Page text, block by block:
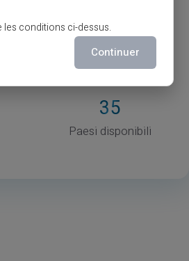
Accettazione di
commercianti e
bancomat
35
Paesi disponibili
les conditions ci-dessus.
Continuer